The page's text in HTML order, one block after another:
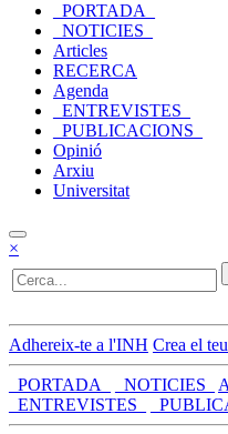
_PORTADA_
_NOTICIES_
Articles
RECERCA
Agenda
_ENTREVISTES_
_PUBLICACIONS_
Opinió
Arxiu
Universitat
×
Adhereix-te a l'INH Crea el
_PORTADA_ _NOTICIES_
_ENTREVISTES_